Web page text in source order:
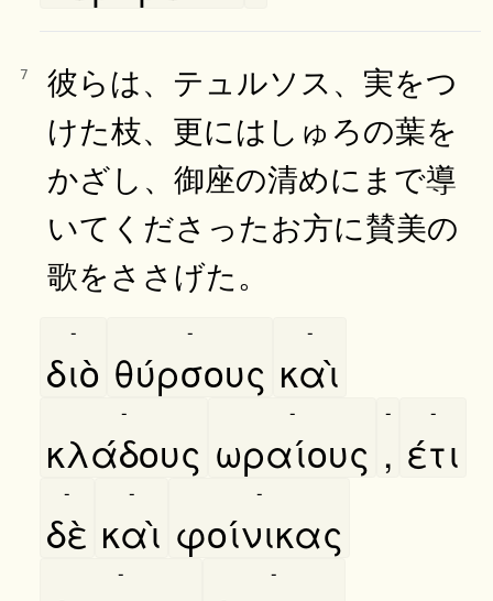
7
彼らは、テュルソス、実をつ
けた枝、更にはしゅろの葉を
かざし、御座の清めにまで導
いてくださったお方に賛美の
歌をささげた。
διὸ
-
θύρσους
-
καὶ
-
κλάδους
-
ωραίους
-
,
-
έτι
-
δὲ
-
καὶ
-
φοίνικας
-
- -